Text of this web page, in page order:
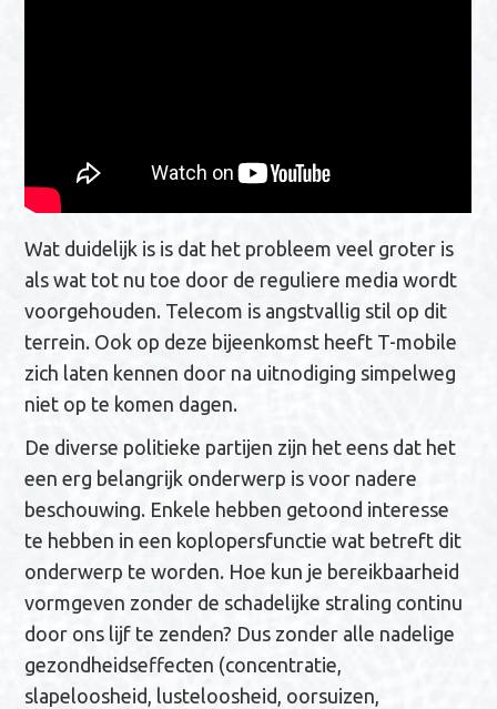
Wat duidelijk is is dat het probleem veel groter is
als wat tot nu toe door de reguliere media wordt
voorgehouden. Telecom is angstvallig stil op dit
terrein. Ook op deze bijeenkomst heeft T-mobile
zich laten kennen door na uitnodiging simpelweg
niet op te komen dagen.
De diverse politieke partijen zijn het eens dat het
een erg belangrijk onderwerp is voor nadere
beschouwing. Enkele hebben getoond interesse
te hebben in een koplopersfunctie wat betreft dit
onderwerp te worden. Hoe kun je bereikbaarheid
vormgeven zonder de schadelijke straling continu
door ons lijf te zenden? Dus zonder alle nadelige
gezondheidseffecten (concentratie,
slapeloosheid, lusteloosheid, oorsuizen,